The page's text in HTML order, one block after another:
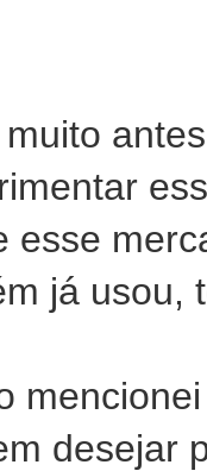
esse
já usou,
desejar